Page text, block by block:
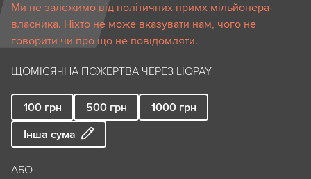
Ми не залежимо від політичних примх мільйонера-
власника. Ніхто не може вказувати нам, чого не
говорити чи про що не повідомляти.
ЩОМІСЯЧНА ПОЖЕРТВА ЧЕРЕЗ LIQPAY
100 грн 500 грн 1000 грн
Інша сума
АБО